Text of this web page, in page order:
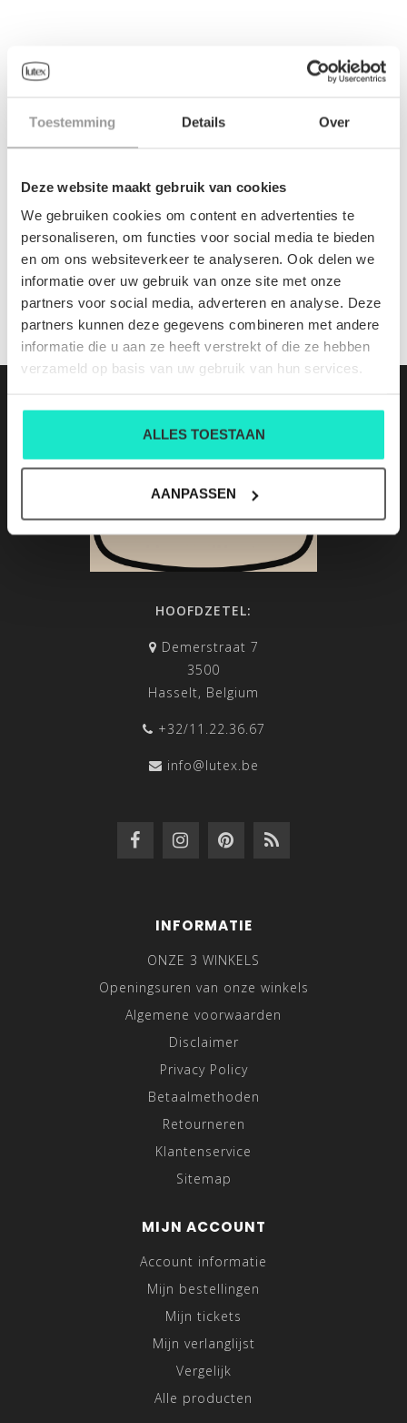
Toestemming Details Over
Deze website maakt gebruik van cookies
We gebruiken cookies om content en advertenties te
personaliseren, om functies voor social media te bieden
en om ons websiteverkeer te analyseren. Ook delen we
informatie over uw gebruik van onze site met onze
partners voor social media, adverteren en analyse. Deze
partners kunnen deze gegevens combineren met andere
informatie die u aan ze heeft verstrekt of die ze hebben
verzameld op basis van uw gebruik van hun services.
ALLES TOESTAAN
AANPASSEN
Geen informatie gevonden
710680784513
Nog niet gewaardeerd
0 sterren op basis van 0 beoordelingen
JE BEOORDELING TOEVOEGEN
HOOFDZETEL:
Demerstraat 7
3500
Hasselt, Belgium
+32/11.22.36.67
info@lutex.be
INFORMATIE
ONZE 3 WINKELS
Openingsuren van onze winkels
Algemene voorwaarden
Disclaimer
Privacy Policy
Betaalmethoden
Retourneren
Klantenservice
Sitemap
MIJN ACCOUNT
Account informatie
Mijn bestellingen
Mijn tickets
Mijn verlanglijst
Vergelijk
Alle producten